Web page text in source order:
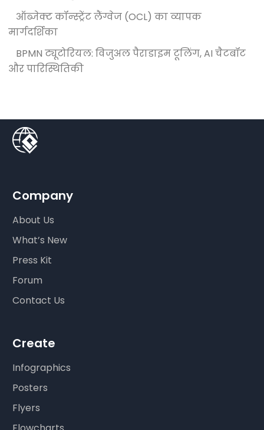
ऑब्जेक्ट कॉन्स्ट्रेंट लैंग्वेज (OCL) का व्यापक
मार्गदर्शिका
BPMN ट्यूटोरियल: विजुअल पैराडाइम टूलिंग, AI चैटबॉट
और पारिस्थितिकी
Company
About Us
What’s New
Press Kit
Forum
Contact Us
Create
Infographics
Posters
Flyers